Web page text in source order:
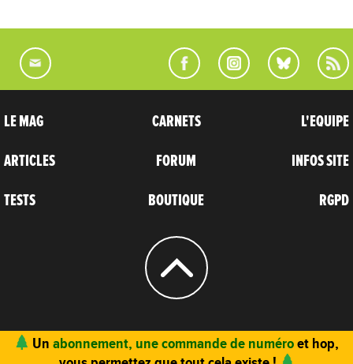
LE MAG
ARTICLES
TESTS
CARNETS
FORUM
BOUTIQUE
L'EQUIPE
INFOS SITE
RGPD
© 2004 - 2026 CARNETS D’AVENTURES
Un abonnement, une commande de numéroet hop,